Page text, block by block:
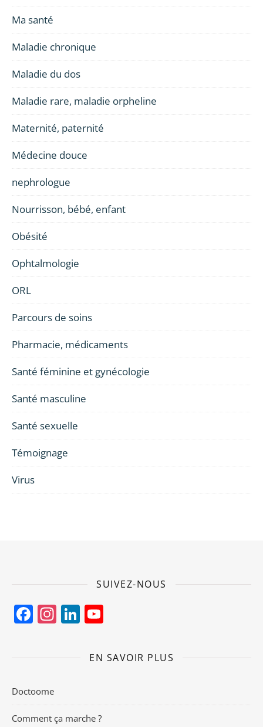
Ma santé
Maladie chronique
Maladie du dos
Maladie rare, maladie orpheline
Maternité, paternité
Médecine douce
nephrologue
Nourrisson, bébé, enfant
Obésité
Ophtalmologie
ORL
Parcours de soins
Pharmacie, médicaments
Santé féminine et gynécologie
Santé masculine
Santé sexuelle
Témoignage
Virus
SUIVEZ-NOUS
Facebook
Instagram
LinkedIn
EN SAVOIR PLUS
Doctoome
Comment ça marche ?